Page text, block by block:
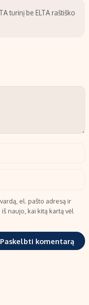
turinį be ELTA raštiško
el. pašto adresą ir
naujo, kai kitą kartą vėl